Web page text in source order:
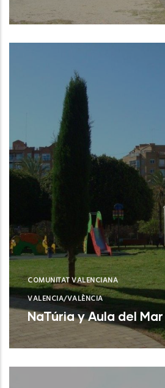
Valencia (Valencia)
COMUNITAT VALENCIANA
VALENCIA/VALÈNCIA
NaTúria y Aula del Mar
Valencia (Valencia)